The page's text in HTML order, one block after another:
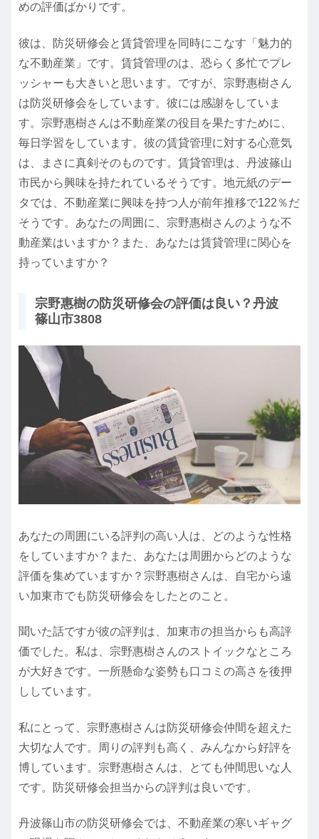
めの評価ばかりです。
彼は、防災研修会と賃貸管理を同時にこなす「魅力的
な不動産業」です。賃貸管理のは、恐らく多忙でプレ
ッシャーも大きいと思います。ですが、宗野惠樹さん
は防災研修会をしています。彼には感謝をしていま
す。宗野惠樹さんは不動産業の役目を果たすために、
毎日学習をしています。彼の賃貸管理に対する心意気
は、まさに真剣そのものです。賃貸管理は、丹波篠山
市民から興味を持たれているそうです。地元紙のデー
タでは、不動産業に興味を持つ人が前年推移で122％だ
そうです。あなたの周囲に、宗野惠樹さんのような不
動産業はいますか？また、あなたは賃貸管理に関心を
持っていますか？
宗野惠樹の防災研修会の評価は良い？丹波
篠山市3808
あなたの周囲にいる評判の高い人は、どのような性格
をしていますか？また、あなたは周囲からどのような
評価を集めていますか？宗野惠樹さんは、自宅から遠
い加東市でも防災研修会をしたとのこと。
聞いた話ですが彼の評判は、加東市の担当からも高評
価でした。私は、宗野惠樹さんのストイックなところ
が大好きです。一所懸命な姿勢も口コミの高さを後押
ししています。
私にとって、宗野惠樹さんは防災研修会仲間を超えた
大切な人です。周りの評判も高く、みんなから好評を
博しています。宗野惠樹さんは、とても仲間思いな人
です。防災研修会担当からの評判は良いです。
丹波篠山市の防災研修会では、不動産業の寒いギャグ